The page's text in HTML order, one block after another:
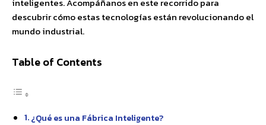
descubrir cómo estas tecnologías están revolucionando el
mundo industrial.
Table of Contents
¿Qué es una Fábrica Inteligente?